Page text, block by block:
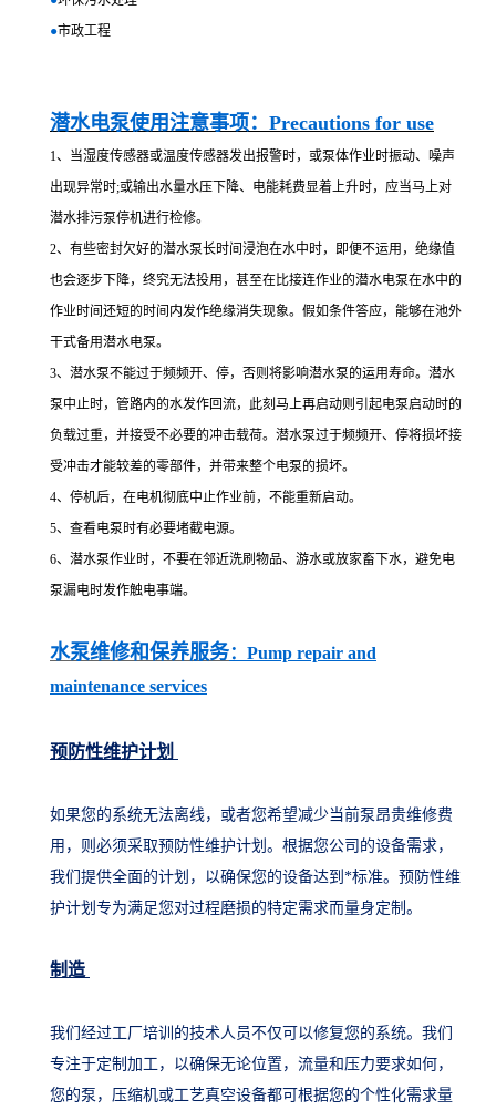
●市政工程
潜水电泵使用注意事项：Precautions for use
1、当湿度传感器或温度传感器发出报警时，或泵体作业时振动、噪声
出现异常时;或输出水量水压下降、电能耗费显着上升时，应当马上对
潜水排污泵停机进行检修。
2、有些密封欠好的潜水泵长时间浸泡在水中时，即便不运用，绝缘值
也会逐步下降，终究无法投用，甚至在比接连作业的潜水电泵在水中的
作业时间还短的时间内发作绝缘消失现象。假如条件答应，能够在池外
干式备用潜水电泵。
3、潜水泵不能过于频频开、停，否则将影响潜水泵的运用寿命。潜水
泵中止时，管路内的水发作回流，此刻马上再启动则引起电泵启动时的
负载过重，并接受不必要的冲击载荷。潜水泵过于频频开、停将损坏接
受冲击才能较差的零部件，并带来整个电泵的损坏。
4、停机后，在电机彻底中止作业前，不能重新启动。
5、查看电泵时有必要堵截电源。
6、潜水泵作业时，不要在邻近洗刷物品、游水或放家畜下水，避免电
泵漏电时发作触电事端。
水泵维修和保养服务：Pump repair and
maintenance services
预防性维护计划
如果您的系统无法离线，或者您希望减少当前泵昂贵维修费
用，则必须采取预防性维护计划。根据您公司的设备需求，
我们提供全面的计划，以确保您的设备达到*标准。预防性维
护计划专为满足您对过程磨损的特定需求而量身定制。
制造
我们经过工厂培训的技术人员不仅可以修复您的系统。我们
专注于定制加工，以确保无论位置，流量和压力要求如何，
您的泵，压缩机或工艺真空设备都可根据您的个性化需求量